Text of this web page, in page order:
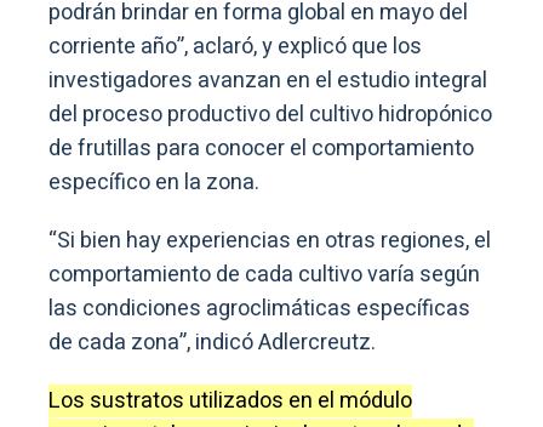
podrán brindar en forma global en mayo del
corriente año”, aclaró, y explicó que los
investigadores avanzan en el estudio integral
del proceso productivo del cultivo hidropónico
de frutillas para conocer el comportamiento
específico en la zona.
“Si bien hay experiencias en otras regiones, el
comportamiento de cada cultivo varía según
las condiciones agroclimáticas específicas
de cada zona”, indicó Adlercreutz.
Los sustratos utilizados en el módulo